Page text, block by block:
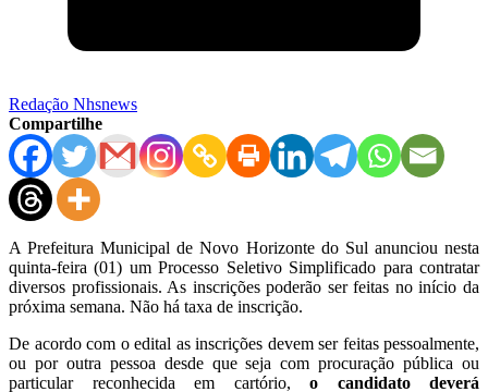
Redação Nhsnews
Compartilhe
A Prefeitura Municipal de Novo Horizonte do Sul anunciou nesta
quinta-feira (01) um Processo Seletivo Simplificado para contratar
diversos profissionais. As inscrições poderão ser feitas no início da
próxima semana. Não há taxa de inscrição.
De acordo com o edital as inscrições devem ser feitas pessoalmente,
ou por outra pessoa desde que seja com procuração pública ou
particular reconhecida em cartório, o candidato deverá